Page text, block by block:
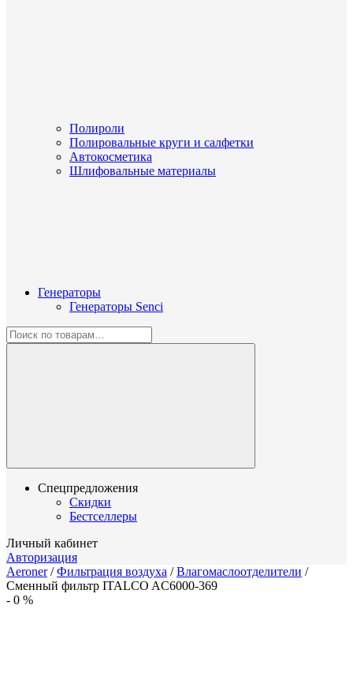
Полироли
Полировальные круги и салфетки
Автокосметика
Шлифовальные материалы
Генераторы
Генераторы Senci
Спецпредложения
Скидки
Бестселлеры
Личный кабинет
Авторизация
Aeroner/Фильтрация воздуха /Влагомаслоотделители /
Сменный фильтр ITALCO AC6000-369
- 0 %